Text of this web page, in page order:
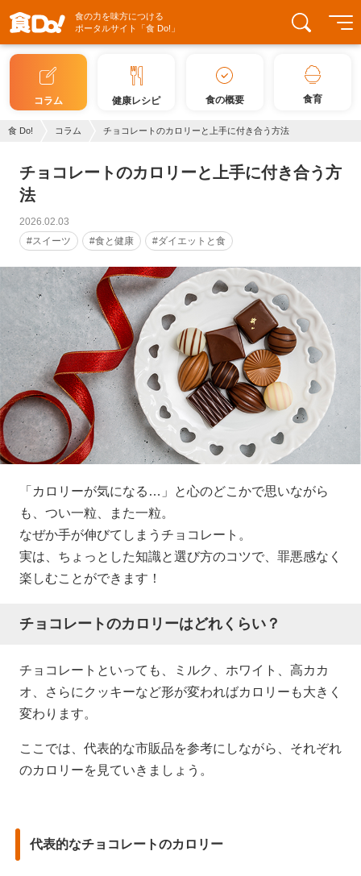
食の力を味方につける
ポータルサイト「食 Do!」
コラム 健康レシピ 食の概要 食育
食 Do! コラム チョコレートのカロリーと上手に付き合う方法
チョコレートのカロリーと上手に付き合う方
法
2026.02.03
#スイーツ
#食と健康 #ダイエットと食
「カロリーが気になる…」と心のどこかで思いながら
も、つい一粒、また一粒。
なぜか手が伸びてしまうチョコレート。
実は、ちょっとした知識と選び方のコツで、罪悪感なく
楽しむことができます！
チョコレートのカロリーはどれくらい？
チョコレートといっても、ミルク、ホワイト、高カカ
オ、さらにクッキーなど形が変わればカロリーも大きく
変わります。
ここでは、代表的な市販品を参考にしながら、それぞれ
のカロリーを見ていきましょう。
代表的なチョコレートのカロリー